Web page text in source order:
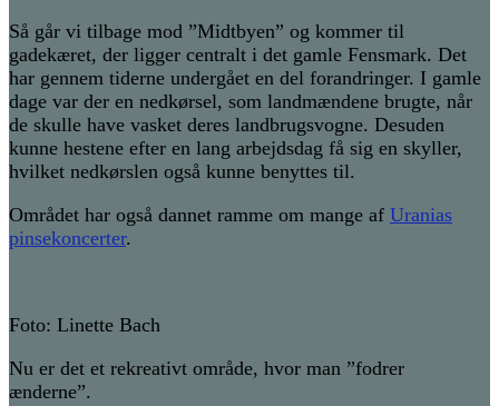
Så går vi tilbage mod ”Midtbyen” og kommer til
gadekæret, der ligger centralt i det gamle Fensmark. Det
har gennem tiderne undergået en del forandringer. I gamle
dage var der en nedkørsel, som landmændene brugte, når
de skulle have vasket deres landbrugsvogne. Desuden
kunne hestene efter en lang arbejdsdag få sig en skyller,
hvilket nedkørslen også kunne benyttes til.
Området har også dannet ramme om mange af Uranias
pinsekoncerter.
Foto: Linette Bach
Nu er det et rekreativt område, hvor man ”fodrer
ænderne”.